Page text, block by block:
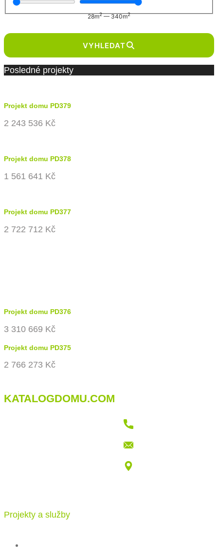
28m2—340m2
VYHLEDAT
Posledné projekty
Projekt domu PD379
2 243 536 Kč
Projekt domu PD378
1 561 641 Kč
Projekt domu PD377
2 722 712 Kč
Projekt domu PD376
3 310 669 Kč
Projekt domu PD375
2 766 273 Kč
KATALOGDOMU.COM
Projekty a služby